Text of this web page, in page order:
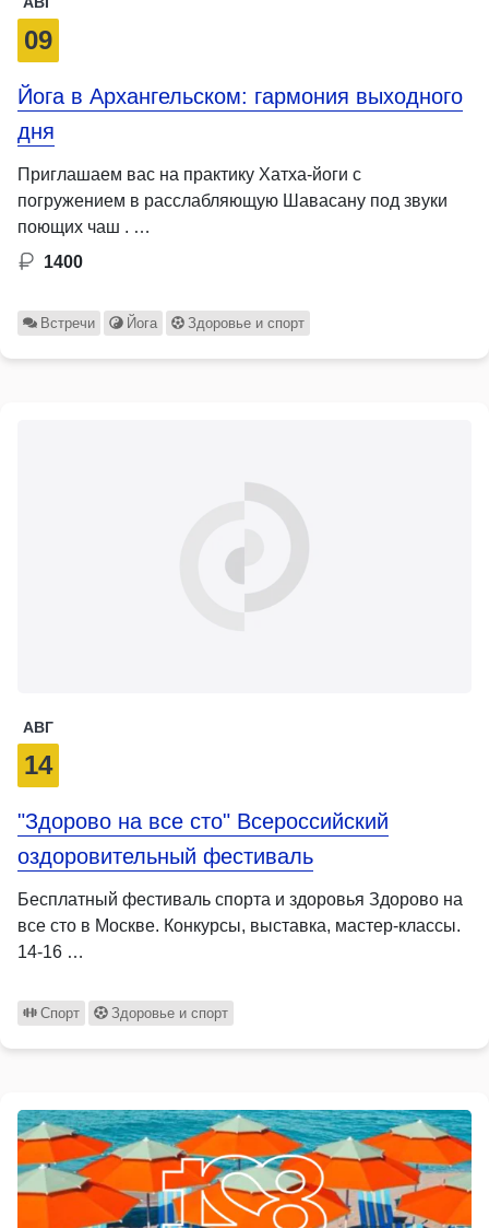
09
Йога в Архангельском: гармония выходного
дня
Приглашаем вас на практику Хатха-йоги с
погружением в расслабляющую Шавасану под звуки
поющих чаш . …
1400
Встречи Йога Здоровье и спорт
АВГ
14
"Здорово на все сто" Всероссийский
оздоровительный фестиваль
Бесплатный фестиваль спорта и здоровья Здорово на
все сто в Москве. Конкурсы, выставка, мастер-классы.
14-16 …
Спорт Здоровье и спорт